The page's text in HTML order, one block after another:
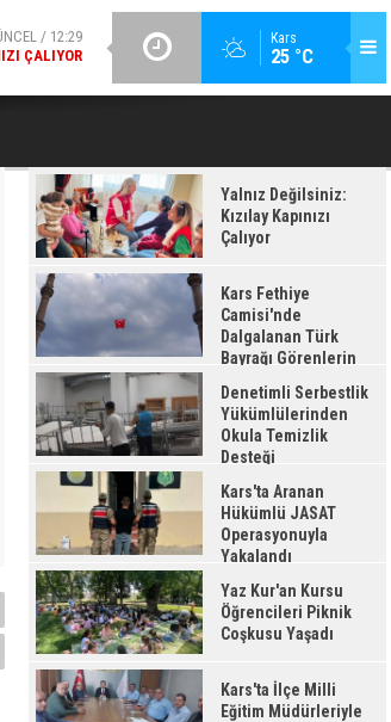
Kars
25 °C
ÇALIYOR
DENETIMLI SERBESTLIK
Yalnız Değilsiniz:
Kızılay Kapınızı
Çalıyor
Kars Fethiye
Camisi'nde
Dalgalanan Türk
Bayrağı Görenlerin
Beğenisini Topladı
Denetimli Serbestlik
Yükümlülerinden
Okula Temizlik
Desteği
Kars'ta Aranan
Hükümlü JASAT
Operasyonuyla
Yakalandı
Yaz Kur'an Kursu
Öğrencileri Piknik
Coşkusu Yaşadı
Kars'ta İlçe Milli
Eğitim Müdürleriyle